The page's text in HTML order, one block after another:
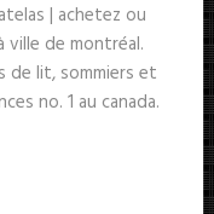
| achetez ou
ville de montréal.
de lit, sommiers et
no. 1 au canada.